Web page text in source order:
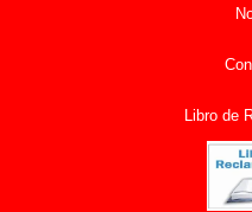
Libro de